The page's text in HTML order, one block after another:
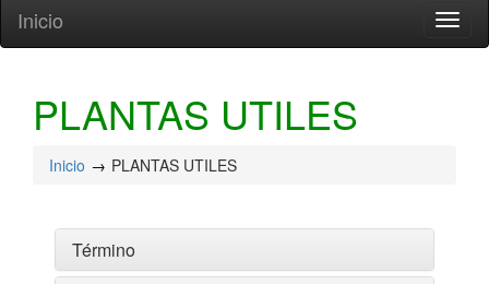
Inicio
PLANTAS UTILES
Inicio PLANTAS UTILES
Término